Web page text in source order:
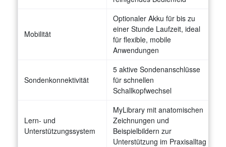
Mobilität
Optionaler Akku für bis zu
einer Stunde Laufzeit, ideal
für flexible, mobile
Anwendungen
Sondenkonnektivität
5 aktive Sondenanschlüsse
für schnellen
Schallkopfwechsel
Lern- und
Unterstützungssystem
MyLibrary mit anatomischen
Zeichnungen und
Beispielbildern zur
Unterstützung im Praxisalltag